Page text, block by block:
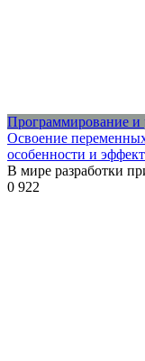
Программирование и
Освоение
особенности и
В мире разработки
0 922